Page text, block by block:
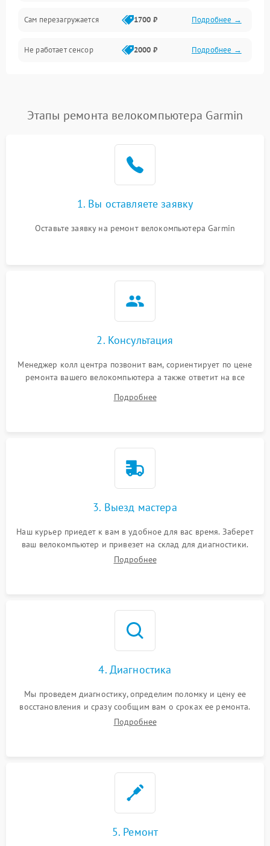
Сам перезагружается 1700 ₽ Подробнее →
Не работает сенсор 2000 ₽ Подробнее →
Этапы ремонта велокомпьютера Garmin
1. Вы оставляете заявку
Оставьте заявку на ремонт велокомпьютера Garmin
2. Консультация
Менеджер колл центра позвонит вам, сориентирует по цене
ремонта вашего велокомпьютера а также ответит на все
Подробнее
3. Выезд мастера
Наш курьер приедет к вам в удобное для вас время. Заберет
ваш велокомпьютер и привезет на склад для диагностики.
Подробнее
4. Диагностика
Мы проведем диагностику, определим поломку и цену ее
восстановления и сразу сообщим вам о сроках ее ремонта.
Подробнее
5. Ремонт